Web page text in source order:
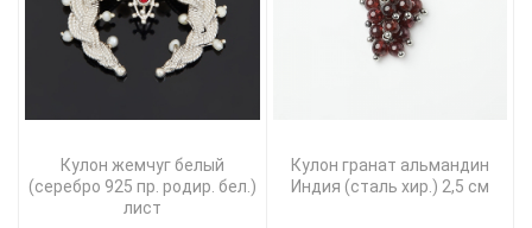
Кулон жемчуг белый
(серебро 925 пр. родир. бел.)
лист
Кулон гранат альмандин
Индия (сталь хир.) 2,5 см